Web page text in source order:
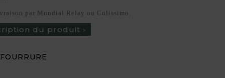
par Mondial Relay ou Colissimo.
du produit ›